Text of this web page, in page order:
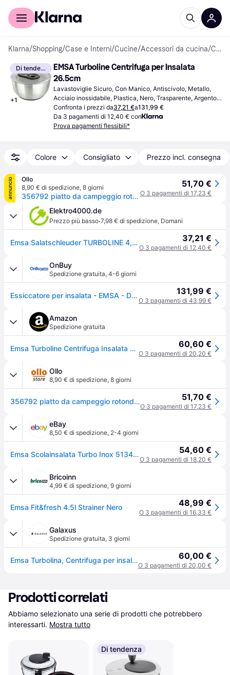
Per il tuo shopping
Klarna/Shopping/Case e Interni/Cucine/Accessori da cucina/ Centrifughe per Insalata
Di tendenza
+1
EMSA Turboline Centrifuga per Insalata
26.5cm
Lavastoviglie Sicuro, Con Manico, Antiscivolo, Metallo,
Acciaio inossidabile, Plastica, Nero, Trasparente, Argento,
Acciaio Inossidabile
Confronta i prezzi da37,21 €a131,99 €
Da 3 pagamenti di 12,40 € con
Prova pagamenti flessibili*
Colore Consigliato Prezzo incl. consegna
annuncio
Ollo
8,90 € di spedizione, 8 giorni
356792 piatto da campeggio rotondo inox ripiegabile personale
51,70 €
O 3 pagamenti di 17,23 €
Elektro4000.de
Prezzo più basso·7,98 € di spedizione, Domani
Emsa Salatschleuder TURBOLINE 4,5l eds 513441 37,21 €
O 3 pagamenti di 12,40 €
OnBuy
Spedizione gratuita, 4-6 giorni
Essiccatore per insalata - EMSA - D: 26,5cm - 4,5 L - Inox - Base antiscivolo 131,99 €
O 3 pagamenti di 43,99 €
Amazon
Spedizione gratuita
Emsa Turboline Centrifuga Insalata 4.5 l, Acciaio Inossidabile, Acciaio Inox/Nero, , 1 Unità 60,60 €
O 3 pagamenti di 20,20 €
Ollo
8,90 € di spedizione, 8 giorni
356792 piatto da campeggio rotondo inox ripiegabile personale 51,70 €
O 3 pagamenti di 17,23 €
eBay
8,50 € di spedizione, 2-4 giorni
Emsa Scolainsalata Turbo Inox 513441 54,60 €
O 3 pagamenti di 18,20 €
Bricoinn
4,99 € di spedizione, 9 giorni
Emsa Fit&fresh 4.5l Strainer Nero 48,99 €
O 3 pagamenti di 16,33 €
Galaxus
Spedizione gratuita, 3 giorni
Emsa Turbolina, Centrifuga per insalata, Argento 60,00 €
O 3 pagamenti di 20,00 €
Prodotti correlati
Abbiamo selezionato una serie di prodotti che potrebbero
interessarti. Mostra tutto
Di tendenza